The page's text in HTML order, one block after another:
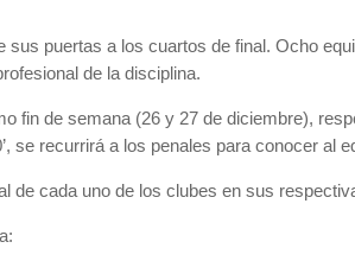
puertas a los cuartos de final. Ocho
de la disciplina.
fin de semana (26 y 27 de diciembre),
se recurrirá a los penales para conocer al
de cada uno de los clubes en sus